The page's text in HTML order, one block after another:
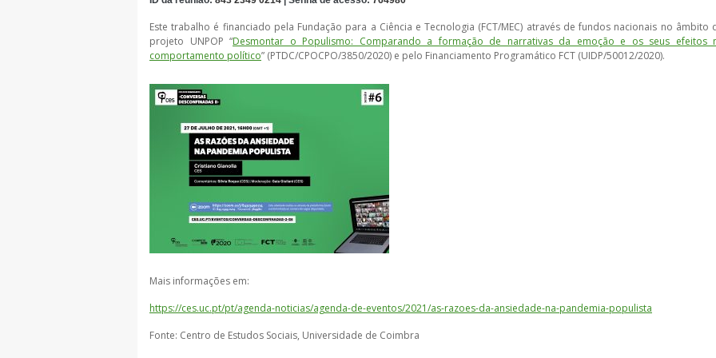
Este trabalho é financiado pela Fundação para a Ciência e Tecnologia (FCT/MEC) através de fundos nacionais no âmbito
projeto UNPOP “Desmontar o Populismo: Comparando a formação de narrativas da emoção e os seus efeitos
comportamento político” (PTDC/CPOCPO/3850/2020) e pelo Financiamento Programático FCT (UIDP/50012/2020).
Mais informações em:
https://ces.uc.pt/pt/agenda-noticias/agenda-de-eventos/2021/as-razoes-da-ansiedade-na-pandemia-populista
Fonte: Centro de Estudos Sociais, Universidade de Coimbra